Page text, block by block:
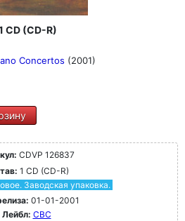
CD (CD-R)
Concertos (2001)
CDVP 126837
1 CD (CD-R)
Заводская упаковка.
01-01-2001
Лейбл: CBC